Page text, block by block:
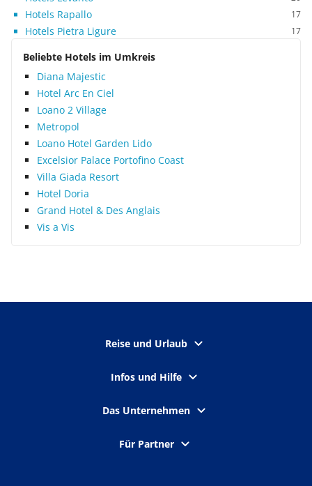
Hotels Rapallo 17
Hotels Pietra Ligure 17
Beliebte Hotels im Umkreis
Diana Majestic
Hotel Arc En Ciel
Loano 2 Village
Metropol
Loano Hotel Garden Lido
Excelsior Palace Portofino Coast
Villa Giada Resort
Hotel Doria
Grand Hotel & Des Anglais
Vis a Vis
Reise und Urlaub
Infos und Hilfe
Das Unternehmen
Für Partner